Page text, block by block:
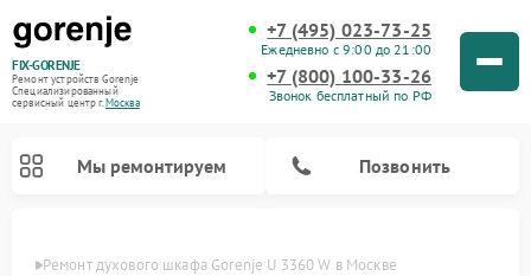
FIX-GORENJE
Ремонт устройств Gorenje
Специализированный
cервисный центр г.Москва
+7 (495) 023-73-25
Ежедневно с 9:00 до 21:00
+7 (800) 100-33-26
Звонок бесплатный по РФ
Мы ремонтируем Позвонить
Ремонт духового шкафа Gorenje U 3360 W в Москве